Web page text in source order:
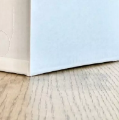
よく育つ」と、農耕民族であ
として雷を神聖なものとして
「紙垂（しで）」もその一
、自然と共に醸し、生きて
めて、雷をイメージしたデ
、イチゴや甘酸っぱいサク
的です。
口）で酵母由来の旨味を感
ありますので、立てた状態